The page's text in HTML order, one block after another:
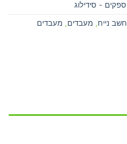
ספקים - סידילוג
נייח, מעבדים, מעבדים